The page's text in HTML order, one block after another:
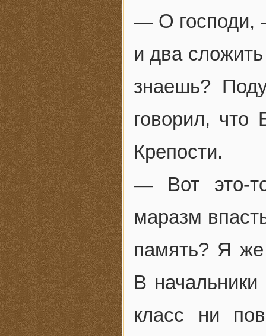
— О господи,
и два
знаешь?
говорил, что
Крепости.
— Вот это-
маразм
память? Я же
В
класс ни